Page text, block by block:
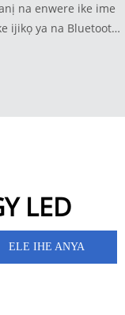
na enwere ike ime
ijikọ ya na Bluetooth
ọkụ a na-ebugharị
LED
ELE IHE ANYA